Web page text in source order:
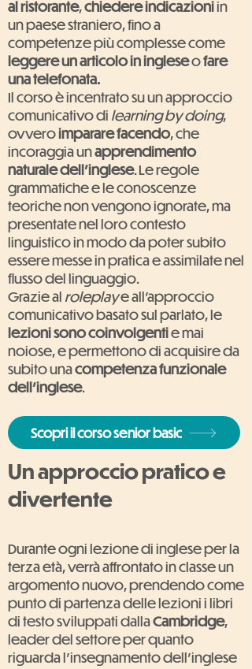
al ristorante,chiedere indicazioniin
un paese straniero, fino a
competenze più complesse come
leggere un articolo in ingleseofare
una telefonata.
Il corso è incentrato su un approccio
comunicativo di learning by doing,
ovveroimparare facendo, che
incoraggia unapprendimento
naturale dell'inglese. Le regole
grammatiche e le conoscenze
teoriche non vengono ignorate, ma
presentate nel loro contesto
linguistico in modo da poter subito
essere messe in pratica e assimilate nel
flusso del linguaggio.
Grazie al roleplaye all'approccio
comunicativo basato sul parlato, le
lezioni sono coinvolgentie mai
noiose, e permettono di acquisire da
subito unacompetenza funzionale
dell'inglese.
Scopri il corso senior basic
Un approccio pratico e
divertente
Durante ogni lezione di inglese per la
terza età, verrà affrontato in classe un
argomento nuovo, prendendo come
punto di partenza delle lezioni i libri
di testo sviluppati dallaCambridge,
leader del settore per quanto
riguarda l'insegnamento dell'inglese